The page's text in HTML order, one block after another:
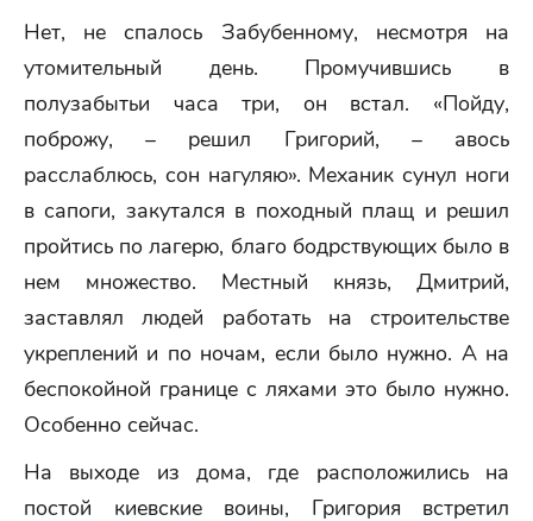
Нет, не спалось Забубенному, несмотря на
утомительный день. Промучившись в
полузабытьи часа три, он встал. «Пойду,
поброжу, – решил Григорий, – авось
расслаблюсь, сон нагуляю». Механик сунул ноги
в сапоги, закутался в походный плащ и решил
пройтись по лагерю, благо бодрствующих было в
нем множество. Местный князь, Дмитрий,
заставлял людей работать на строительстве
укреплений и по ночам, если было нужно. А на
беспокойной границе с ляхами это было нужно.
Особенно сейчас.
На выходе из дома, где расположились на
постой киевские воины, Григория встретил